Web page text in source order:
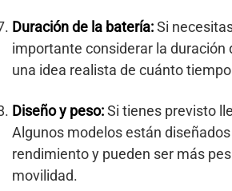
Duración de la batería:Si
importante considerar la duración
una idea realista de cuánto
Diseño y peso:Si tienes previsto
Algunos modelos están
rendimiento y pueden ser más
movilidad.